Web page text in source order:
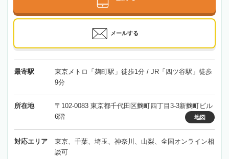
メールする
最寄駅
東京メトロ「麹町駅」徒歩1分 / JR「四ツ谷駅」徒歩
9分
所在地
〒102-0083 東京都千代田区麴町四丁目3-3新麴町ビル
6階
地図
対応エリア
東京、千葉、埼玉、神奈川、山梨、全国オンライン相
談可